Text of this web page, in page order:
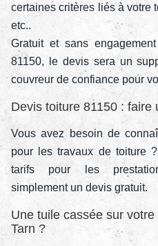
certaines critères liés à votre
etc..
Gratuit et sans
81150, le devis sera un
couvreur de confiance pour
Devis toiture 81150 : faire
Vous avez besoin de
pour les travaux de toiture
tarifs pour les
simplement un devis gratuit.
Une tuile cassée sur
Tarn ?